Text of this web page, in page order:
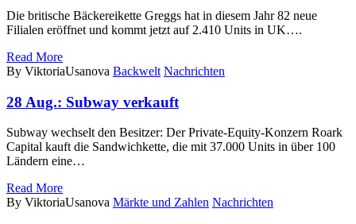
Die britische Bäckereikette Greggs hat in diesem Jahr 82 neue
Filialen eröffnet und kommt jetzt auf 2.410 Units in UK….
Read More
By ViktoriaUsanova Backwelt Nachrichten
28 Aug.: Subway verkauft
Subway wechselt den Besitzer: Der Private-Equity-Konzern Roark
Capital kauft die Sandwichkette, die mit 37.000 Units in über 100
Ländern eine…
Read More
By ViktoriaUsanova Märkte und Zahlen Nachrichten